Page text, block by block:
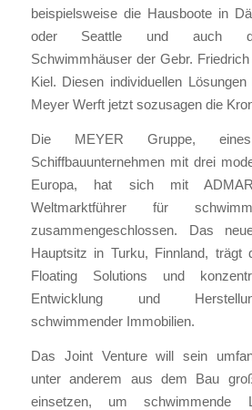
beispielsweise die Hausboote in
oder Seattle und auch die
Schwimmhäuser der Gebr.
Kiel. Diesen individuellen
Meyer Werft jetzt sozusagen die
Die MEYER Gruppe,
Schiffbauunternehmen mit drei
Europa, hat sich mit
Weltmarktführer für
zusammengeschlossen. Das
Hauptsitz in Turku, Finnland, trägt
Floating Solutions und
Entwicklung und
schwimmender Immobilien.
Das Joint Venture will sein
unter anderem aus dem Bau
einsetzen, um schwimmende